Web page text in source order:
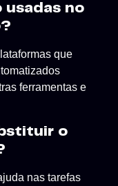
usadas no
que
ferramentas e
o
nas tarefas